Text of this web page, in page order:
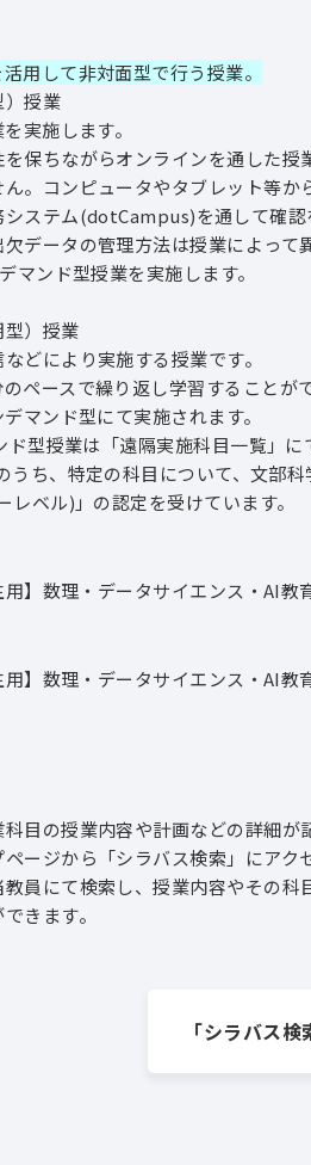
用して非対面型で行う授業。
授業
施します。
ながらオンラインを通した授業
ンピュータやタブレット等から
ム(dotCampus)を通して確認を
の管理方法は授業によって異
ド型授業を実施します。
）授業
より実施する授業です。
スで繰り返し学習することがで
ド型にて実施されます。
業は「遠隔実施科目一覧」にて
特定の科目について、文部科学
)」の認定を受けています。
用】数理・データサイエンス・AI
用】数理・データサイエンス・AI
の授業内容や計画などの詳細が記
ジから「シラバス検索」にアク
て検索し、授業内容やその科目
ます。
「シラバス